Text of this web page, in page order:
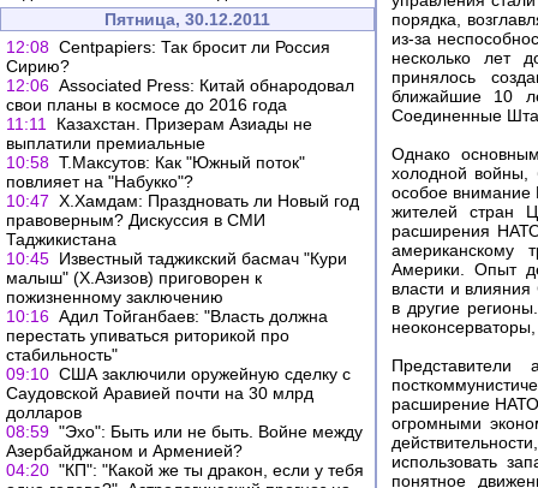
Пятница, 30.12.2011
12:08 Centpapiers: Так бросит ли Россия
Сирию?
12:06 Associated Press: Китай обнародовал
свои планы в космосе до 2016 года
11:11
Казахстан. Призерам Азиады не
выплатили премиальные
10:58 Т.Максутов: Как "Южный поток"
повлияет на "Набукко"?
10:47 Х.Хамдам: Праздновать ли Новый год
правоверным? Дискуссия в СМИ
Таджикистана
10:45 Известный таджикский басмач "Кури
малыш" (Х.Азизов) приговорен к
пожизненному заключению
10:16 Адил Тойганбаев: "Власть должна
перестать упиваться риторикой про
стабильность"
09:10 США заключили оружейную сделку с
Саудовской Аравией почти на 30 млрд
долларов
08:59 "Эхо": Быть или не быть. Войне между
Азербайджаном и Арменией?
04:20 "КП": "Какой же ты дракон, если у тебя
порядка,
из-за
несколько лет
принялось
ближайшие 10
Соединенные
Однако
холодной войны,
особое
жителей стран
расширения НАТО
американскому
Америки. Опыт
власти и
в другие
расширение
огромными
использовать
понятное